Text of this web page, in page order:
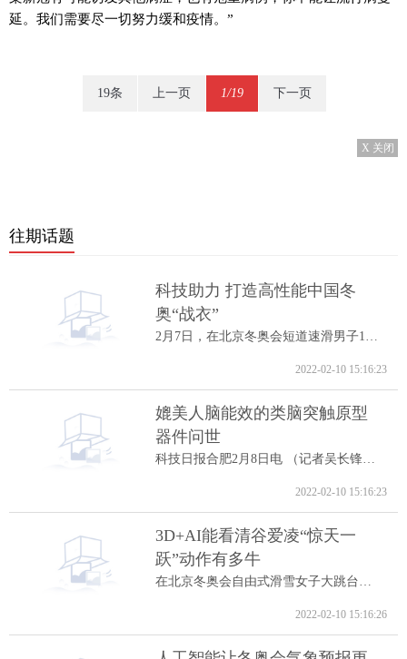
延。我们需要尽一切努力缓和疫情。”
19条 上一页 1/19 下一页
X 关闭
往期话题
科技助力 打造高性能中国冬
奥“战衣”
2月7日，在北京冬奥会短道速滑男子1000米A...
2022-02-10 15:16:23
媲美人脑能效的类脑突触原型
器件问世
科技日报合肥2月8日电 （记者吴长锋）8日...
2022-02-10 15:16:23
3D+AI能看清谷爱凌“惊天一
跃”动作有多牛
在北京冬奥会自由式滑雪女子大跳台决赛中...
2022-02-10 15:16:26